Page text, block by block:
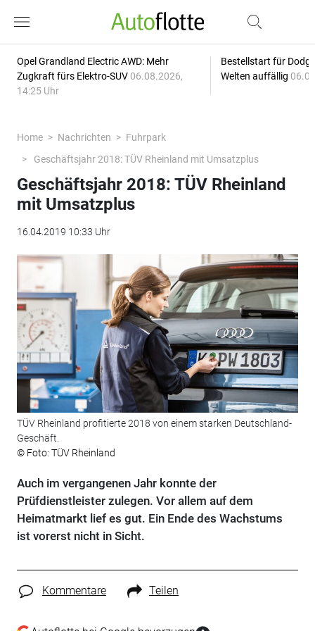
Opel Grandland Electric AWD: Mehr
Zugkraft fürs Elektro-SUV 06.08.2026,
14:25 Uhr
Bestellstart für
Welten auffällig
Home Nachrichten
Fuhrpark
Geschäftsjahr 2018: TÜV Rheinland mit Umsatzplus
Geschäftsjahr 2018: TÜV Rheinland
mit Umsatzplus
16.04.2019 10:33 Uhr
TÜV Rheinland profitierte 2018 von einem starken Deutschland-
Geschäft.
© Foto: TÜV Rheinland
Auch im vergangenen Jahr konnte der
Prüfdienstleister zulegen. Vor allem auf dem
Heimatmarkt lief es gut. Ein Ende des Wachstums
ist vorerst nicht in Sicht.
Kommentare Teilen